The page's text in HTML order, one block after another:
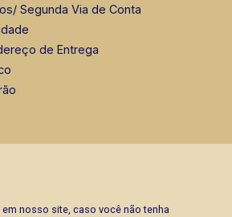
Segunda Via de Conta
de Entrega
nosso site, caso você não tenha